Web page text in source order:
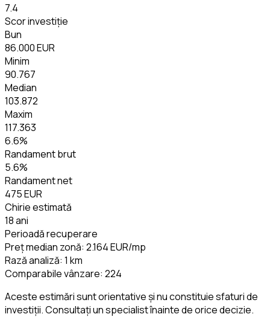
7.4
Scor investiție
Bun
86.000 EUR
Minim
90.767
Median
103.872
Maxim
117.363
6.6%
Randament brut
5.6%
Randament net
475 EUR
Chirie estimată
18 ani
Perioadă recuperare
Preț median zonă: 2.164 EUR/mp
Rază analiză: 1 km
Comparabile vânzare: 224
Aceste estimări sunt orientative și nu constituie sfaturi de
investiții. Consultați un specialist înainte de orice decizie.